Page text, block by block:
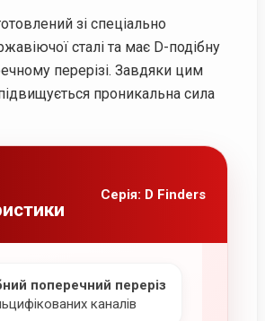
зі спеціально
сталі та має D-подібну
перерізі. Завдяки цим
проникальна сила
Серія: D Finders
поперечний переріз
каналів